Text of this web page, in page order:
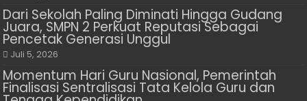
Dari Sekolah Paling Diminati Hingga Gudang
Juara, SMPN 2 Perkuat Reputasi Sebagai
Pencetak Generasi Unggul
Juli 5, 2026
Momentum Hari Guru Nasional, Pemerintah
Finalisasi Sentralisasi Tata Kelola Guru dan